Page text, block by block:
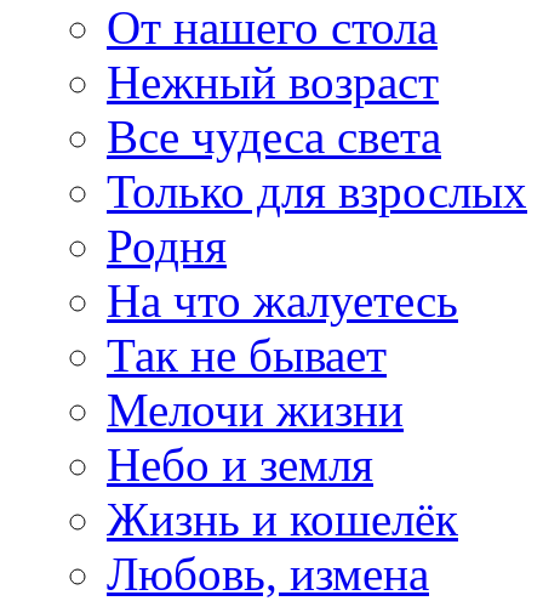
От нашего стола
Нежный возраст
Все чудеса света
Только для взрослых
Родня
На что жалуетесь
Так не бывает
Мелочи жизни
Небо и земля
Жизнь и кошелёк
Любовь, измена